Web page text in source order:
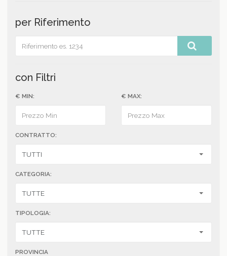
per Riferimento
con Filtri
€ MIN: € MAX:
CONTRATTO:
CATEGORIA:
TIPOLOGIA:
PROVINCIA